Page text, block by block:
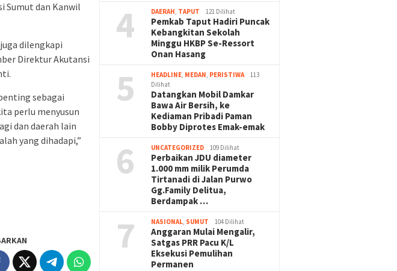
Sumut dan Kanwil
dilengkapi
Direktur Akutansi
sebagai
perlu menyusun
dan daerah lain
yang dihadapi,”
4 DAERAH, TAPUT 121 Dilihat
Pemkab Taput Hadiri Puncak
Kebangkitan Sekolah
Minggu HKBP Se-Ressort
Onan Hasang
5 HEADLINE, MEDAN, PERISTIWA
113
Dilihat
Datangkan Mobil Damkar
Bawa Air Bersih, ke
Kediaman Pribadi Paman
Bobby Diprotes Emak-emak
6 UNCATEGORIZED 109 Dilihat
Perbaikan JDU diameter
1.000 mm milik Perumda
Tirtanadi di Jalan Purwo
Gg.Family Delitua,
Berdampak …
7 NASIONAL, SUMUT 104 Dilihat
Anggaran Mulai Mengalir,
Satgas PRR Pacu K/L
Eksekusi Pemulihan
Permanen